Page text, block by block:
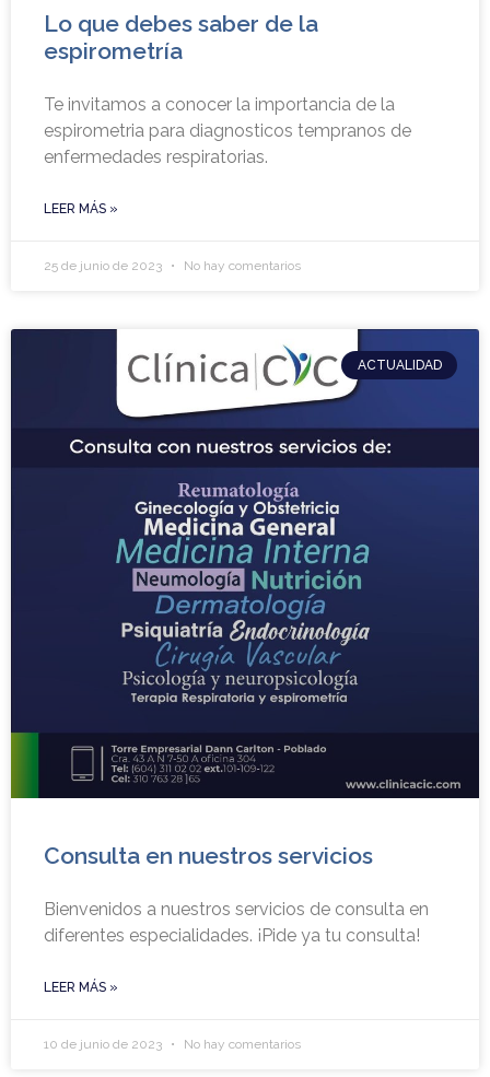
Lo que debes saber de la
espirometría
Te invitamos a conocer la importancia de la
espirometria para diagnosticos tempranos de
enfermedades respiratorias.
LEER MÁS »
25 de junio de 2023 No hay comentarios
ACTUALIDAD
Consulta en nuestros servicios
Bienvenidos a nuestros servicios de consulta en
diferentes especialidades. ¡Pide ya tu consulta!
LEER MÁS »
10 de junio de 2023 No hay comentarios